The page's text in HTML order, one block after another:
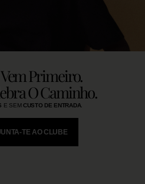
Primeiro.
O Caminho.
E SEMCUSTO DE ENTRADA
TE AO CLUBE